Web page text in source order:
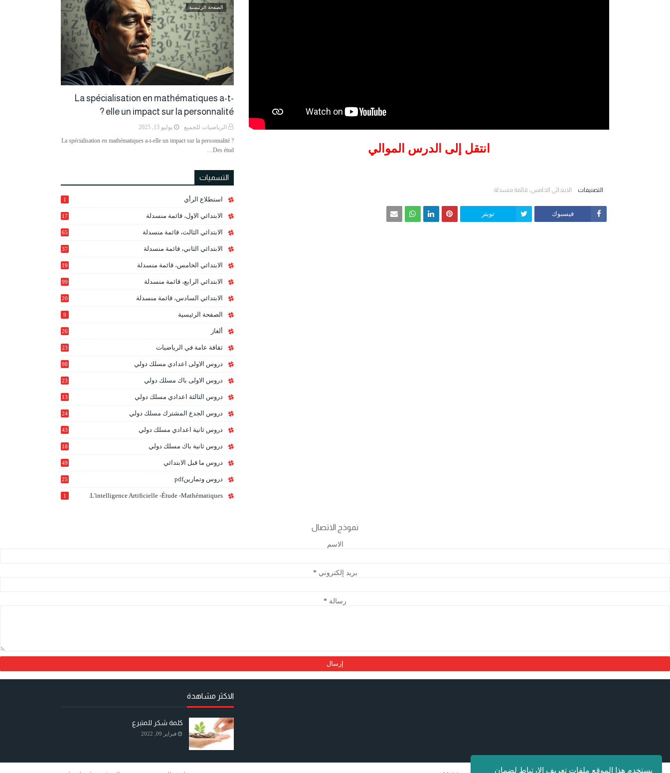
يستخدم هذا الموقع ملفات تعريف الارتباط لضمان
انتقل إلى الدرس الموالي
التصنيفات الابتدائي الخامس، قائمة منسدلة
فيسبوك تويتر
الصفحة الرئيسية
La spécialisation en mathématiques a-t-
elle un impact sur la personnalité ?
الرياضيات للجميع
يوليو 13, 2025
La spécialisation en mathématiques a-t-elle un impact sur la personnalité ?
Des étud…
التسميات
استطلاع الرأي 1
الابتدائي الاول، قائمة منسدلة 17
الابتدائي الثالث، قائمة منسدلة 65
الابتدائي الثاني، قائمة منسدلة 37
الابتدائي الخامس، قائمة منسدلة
19
الابتدائي الرابع، قائمة منسدلة 99
الابتدائي السادس، قائمة منسدلة
20
الصفحة الرئيسية 9
ألغاز 26
ثقافة عامة في الرياضيات 23
دروس الاولى اعدادي مسلك دولي 98
دروس الاولى باك مسلك دولي
23
دروس الثالثة اعدادي مسلك دولي
13
دروس الجدع المشترك مسلك دولي
24
دروس ثانية اعدادي مسلك دولي 43
دروس ثانية باك مسلك دولي
18
دروس ما قبل الابتدائي 49
دروس وتمارينpdf 25
L'intelligence Artificielle -étude -mathématiques.
1
نموذج الاتصال
الاسم
بريد إلكتروني*
رسالة *
الاكثر مشاهدة
كلمة شكر للمتبرع
فبراير 09, 2022